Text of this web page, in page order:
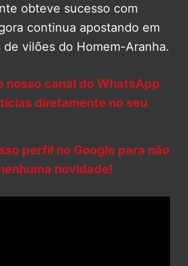
obteve sucesso com
continua apostando em
de vilões do Homem-Aranha.
nosso canal do WhatsApp
diretamente no seu
perfil no Google para não
novidade!